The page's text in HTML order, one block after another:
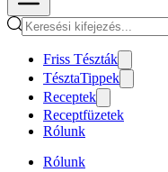
Friss Tészták
TésztaTippek
Receptek
Receptfüzetek
Rólunk
Rólunk